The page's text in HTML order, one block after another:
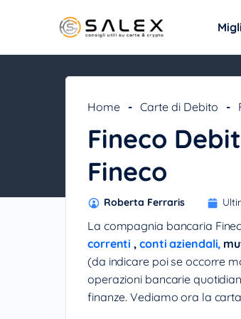
Home - Carte di Debito -
Fineco
Fineco
Roberta Ferraris
La compagnia bancaria
correnti , conti aziendali,
(da indicare poi se occorre
operazioni bancarie
finanze. Vediamo ora la